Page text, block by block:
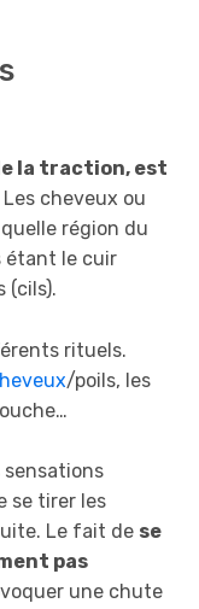
la traction, est
Les cheveux ou
région du
étant le cuir
(cils).
rituels.
/poils, les
sensations
se tirer les
Le fait de se
pas
une chute